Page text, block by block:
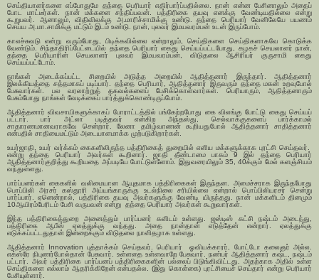
செய்தியாளர்களை எப்போதுமே தந்தை பெரியார் எதிர்பார்ப்பதில்லை. நான் என்ன பேசினாலும் அதைப்
போட மாட்டீர்கள். நான் மக்களை சந்திப்பவன். பத்திரிகை தயவு எனக்கு வேண்டியதில்லை என்று
கூறுபவர். ஆனாலும், விதிவிலக்கு அ.மாரிச்சாமிக்கு உண்டு. தந்தை பெரியார் வேனிலேயே பயணம்
செய்ய அ.மா.சாமிக்கு மட்டும் இடம் உண்டு. நான், புலவர் இமயவரம்பன் உடன் இருப்போம்.
காலச்சுவடு என்று வரும்போது, பிடிக்கவில்லை என்றாலும், செய்திகளை செய்திகளாகவே கொடுக்க
வேண்டும். சிந்தாதிரிப்பேட்டையில் தந்தை பெரியார் கைது செய்யப்பட்டபோது, கழகச் செயலாளர் நான்,
தந்தை பெரியாரின் செயலாளர் புலவர் இமயவரம்பன், விடுதலை ஆசிரியர் குருசாமி கைது
செய்யப்பட்டோம்.
நாங்கள் அடைக்கப்பட்ட சிறையில் அடுத்த அறையில் ஆதித்தனார் இருந்தார். ஆதித்தனார்
இலக்கியத்தை சத்தமாகப் படிப்பார். தந்தை பெரியார், ஆதித்தனார் இருவரும் தந்தை மகன் உறவுபோல்
பேசுவார்கள். பல வரலாற்றுத் தகவல்களைப் பேசிக்கொள்வார்கள். பெரியாரும், ஆதித்தனாரும்
பேசும்போது நாங்கள் வேடிக்கைப் பார்த்துக்கொண்டிருப்போம்.
ஆதித்தனார் விவசாயிகளுக்காகப் போராட்டத்தில் பங்கேற்றபோது கை விலங்கு போட்டு கைது செய்யப்
பட்டார். பார் அட்லா படித்தவர் என்கிற அந்தஸ்து, செல்வாக்குகளைப் பார்க்காமல்
சாதாரணமானவராகவே சென்றார். லேனா தமிழ்வாணன் கூறியதுபோல் ஆதித்தனார் சாதித்தனார்
என்பதில் சாதியைமட்டும் அடையாளமாக்க முற்படுகிறார்கள்.
உயர்ஜாதி, உயர் வர்க்கம் கைகளிலிருந்த பத்திரிகைத் துறையில் எளிய மக்களுக்காக புரட்சி செய்தவர்.
என்று தந்தை பெரியார் அவர்கள் கூறினார். ஜாதி தீண்டாமை பாகம் 9 இல் தந்தை பெரியார்
ஆதித்தனார்குறித்து கூறியதை அப்படியே போட்டுள்ளோம். இதுவரையிலும் 35, 40க்கும் மேல் களஞ்சியம்
வந்துள்ளது.
பார்ப்பனர்கள் கைகளில் வலிமையான ஆயுதமாக பத்திரிகைகள் இருந்தன. அமைச்சராக இருந்தபோது
பொப்பிலி அரசர் கஸ்தூரி அய்யங்காருக்கு உடல்நிலை சரியில்லை என்றால் பொப்பிலியரசர் சென்று
பார்ப்பார். ஏனென்றால், பத்திரிகை தயவு அவர்களுக்கு வேண்டி யிருந்தது. நான் மக்களிடம் தினமும்
10ஆயிரம்பேரிடம் பேசி வருபவன் என்று தந்தை பெரியார் அவர்கள் கூறுவார்கள்.
இந்த பத்திரிகைத்துறை அனைத்தும் பார்ப்பனர் களிடம் உள்ளது. ஜஸ்டிஸ் கட்சி நஷ்டம் அடைந்து,
பத்திரிகை ஆபீஸ் ஏலத்துக்கு வந்தது. அதை நான்தான் எடுத்தேன் என்றார். ஏலத்துக்கு
எடுக்கப்பட்டதுதான் இன்றைக்கும் விடுதலை நாளிதழாக உள்ளது.
ஆதித்தனார் Innovation புத்தாக்கம் செய்தவர். பெரியார் ஓவியக்காரர், போட்டோ கலைஞர் அல்ல.
எக்ஸ்ரே நிபுணர்போல்தான் பேசுவார். உள்ளதை உள்ளவாறே பேசுவார். நண்பர் ஆதித்தனார் கஷ்ட, நஷ்டம்
பட்டார். அவர் பத்திரிகை பார்ப்பனப் பத்திரிகைகளின் பல்லைப் பிடுங்கிவிட்டது. அதற்காக அதில் உள்ள
செய்திகளை எல்லாம் ஆதரிக்கிறேன் என்பதல்ல. (இது கொள்கை) புரட்சியைச் செய்தார் என்று பெரியார்
பேசியுள்ளார்.